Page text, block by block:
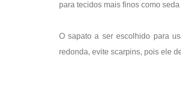
para tecidos mais finos como
O sapato a ser escolhido para
redonda, evite scarpins, pois ele